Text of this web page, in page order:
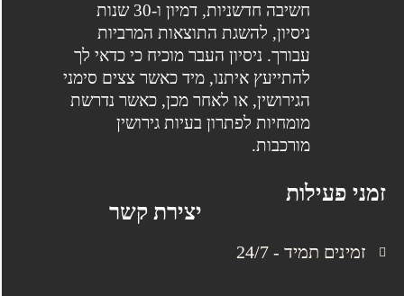
חשיבה חדשניות, דמיון ו-30 שנות
ניסיון, להשגת התוצאות המרביות
עבורך. ניסיון העבר מוכיח כי כדאי לך
להתייעץ איתנו, מיד כאשר צצים סימני
הגירושין, או לאחר מכן, כאשר נדרשת
מומחיות לפתרון בעיות גירושין
מורכבות.
זמני פעילות
זמינים תמיד - 24/7
יצירת קשר